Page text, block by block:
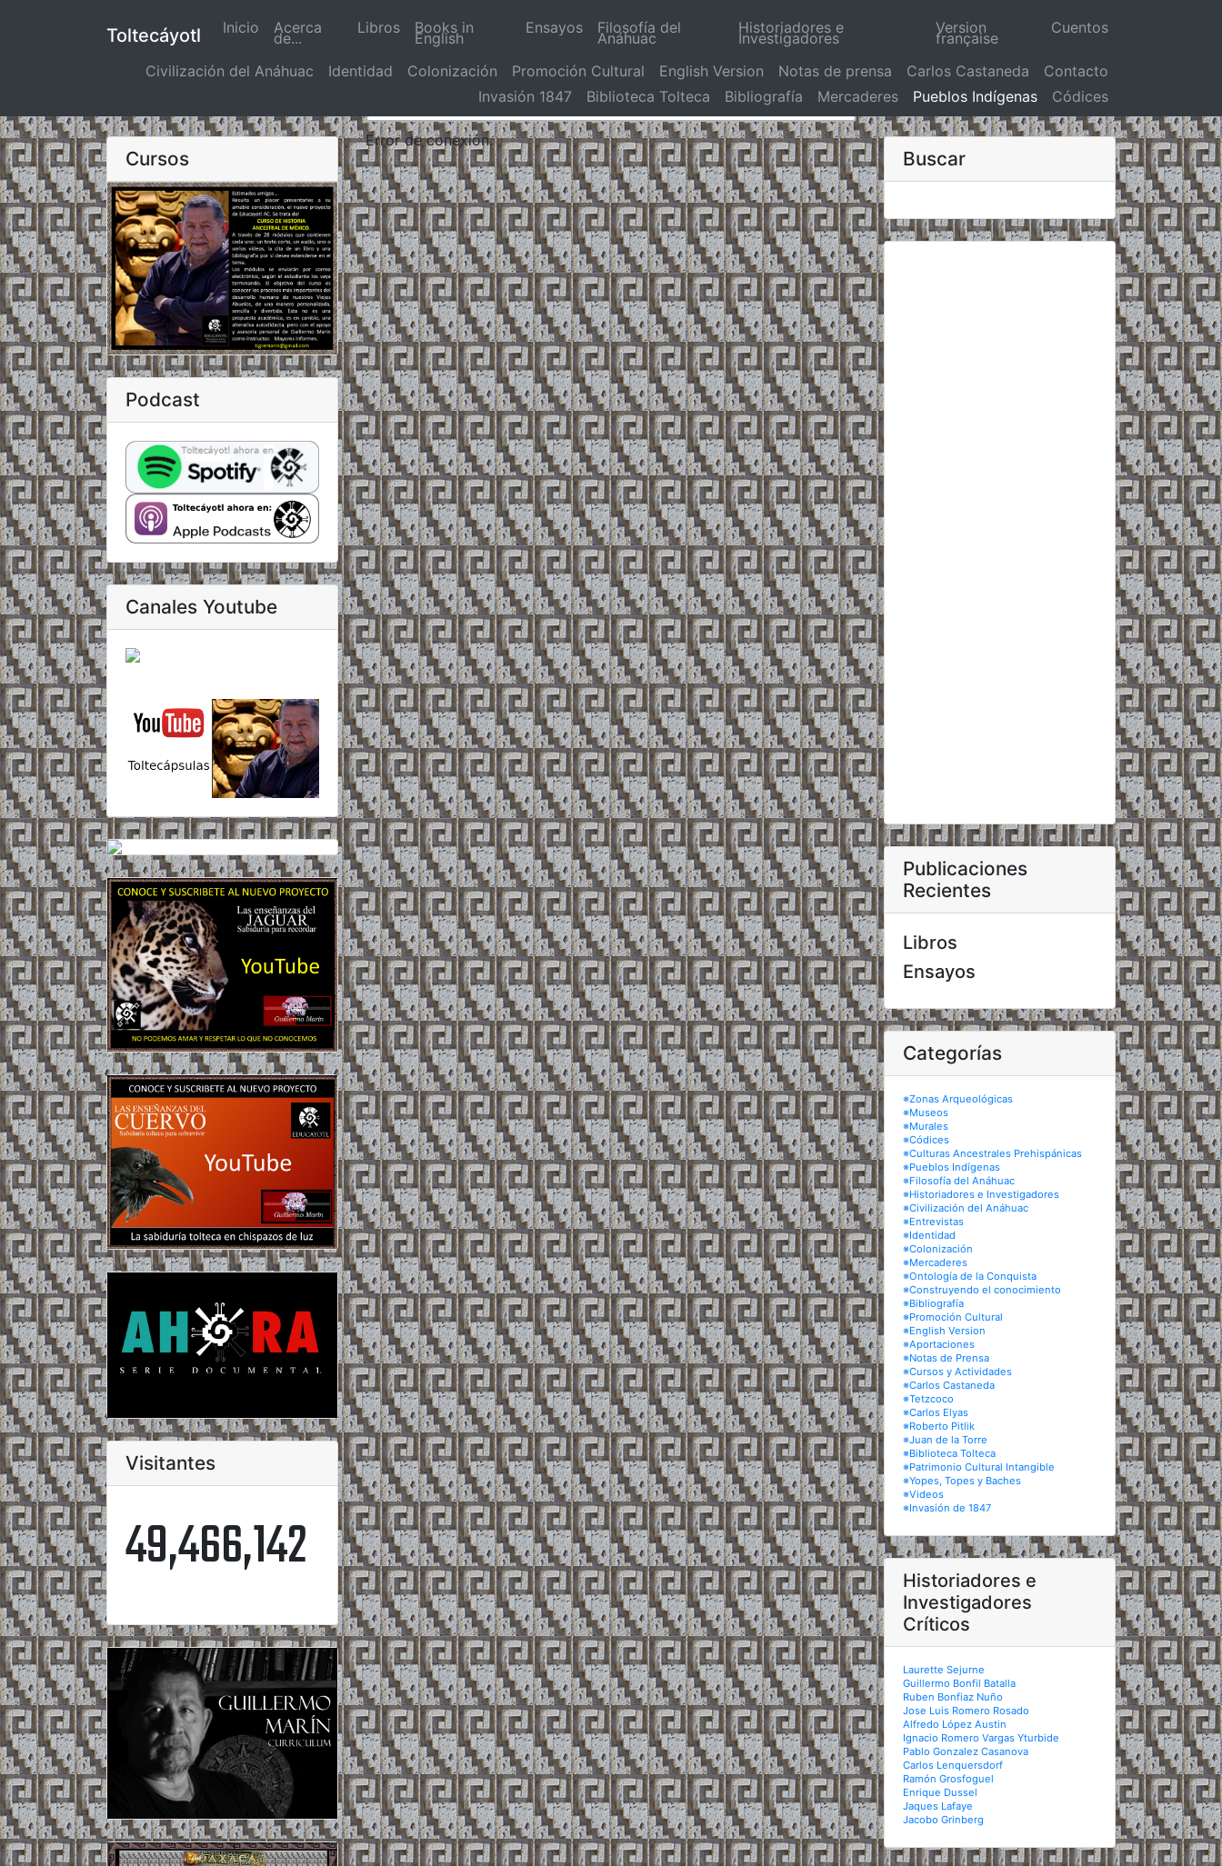
Toltecáyotl Inicio (actual)
Acerca
de...
Libros Books in
English
Ensayos Filosofía del
Anáhuac
Historiadores e
Investigadores
Version
française
Cuentos
Civilización del Anáhuac Identidad Colonización Promoción Cultural English Version Notas de prensa Carlos Castaneda
Contacto
Invasión 1847
Biblioteca Tolteca Bibliografía Mercaderes Pueblos Indígenas Códices
Cursos
Podcast
Canales Youtube
Visitantes
49,466,142
Error de conexión.
Buscar
Publicaciones
Recientes
Libros
Ensayos
Categorías
※Zonas Arqueológicas
※Museos
※Murales
※Códices
※Culturas Ancestrales Prehispánicas
※Pueblos Indígenas
※Filosofía del Anáhuac
※Historiadores e Investigadores
※Civilización del Anáhuac
※Entrevistas
※Identidad
※Colonización
※Mercaderes
※Ontología de la Conquista
※Construyendo el conocimiento
※Bibliografía
※Promoción Cultural
※English Version
※Aportaciones
※Notas de Prensa
※Cursos y Actividades
※Carlos Castaneda
※Tetzcoco
※Carlos Elyas
※Roberto Pitlik
※Juan de la Torre
※Biblioteca Tolteca
※Patrimonio Cultural Intangible
※Yopes, Topes y Baches
※Videos
※Invasión de 1847
Historiadores e
Investigadores
Críticos
Laurette Sejurne
Guillermo Bonfil Batalla
Ruben Bonfiaz Nuño
Jose Luis Romero Rosado
Alfredo López Austin
Ignacio Romero Vargas Yturbide
Pablo Gonzalez Casanova
Carlos Lenquersdorf
Ramón Grosfoguel
Enrique Dussel
Jaques Lafaye
Jacobo Grinberg